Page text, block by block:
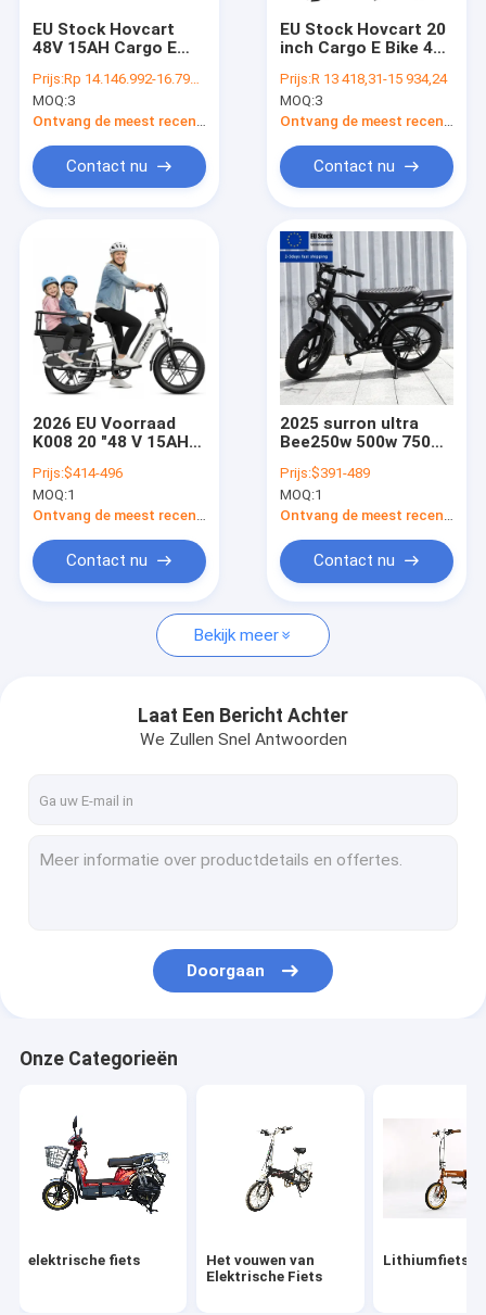
Producten
Video's
Ongeveer ons
Contacteer ons
Verzoek om een Citaat
elektrische fiets
Lithiumfiets
berg elektrische fiets
Elektrische Motorfietsen
E-fietsonderdelen
elektrische autopeddelen
Elektrische Motorfietsdelen
EU Stock Hovcart
48V 15AH Cargo E
Cargo Bike
Aluminium frame
Elektrische fiets voor
gezinsgebruik
Prijs:Rp 14.146.992-16.799.553
MOQ:3
Ontvang de meest recente Prijs
Contact nu
EU Stock Hovcart 20
inch Cargo E Bike 48V
Bike Aluminium
frame Elektrische
fiets voor stedelijk
Prijs:R 13 418,31-15 934,24
MOQ:3
Ontvang de meest recente Prijs
Contact nu
2026 EU Voorraad
K008 20 "48 V 15AH
E Bike Fat Tire
Elektrische Familie
Cargo bike
Prijs:$414-496
MOQ:1
Ontvang de meest recente Prijs
Contact nu
2025 surron ultra
Bee250w 500w 750w
Electric Bike E Bike
met batterij
Prijs:$391-489
MOQ:1
Ontvang de meest recente Prijs
Contact nu
Bekijk meer
Laat Een Bericht Achter
We Zullen Snel Antwoorden
Doorgaan
Onze Categorieën
elektrische fiets
Het vouwen van
Elektrische Fiets
Lithiumfiets